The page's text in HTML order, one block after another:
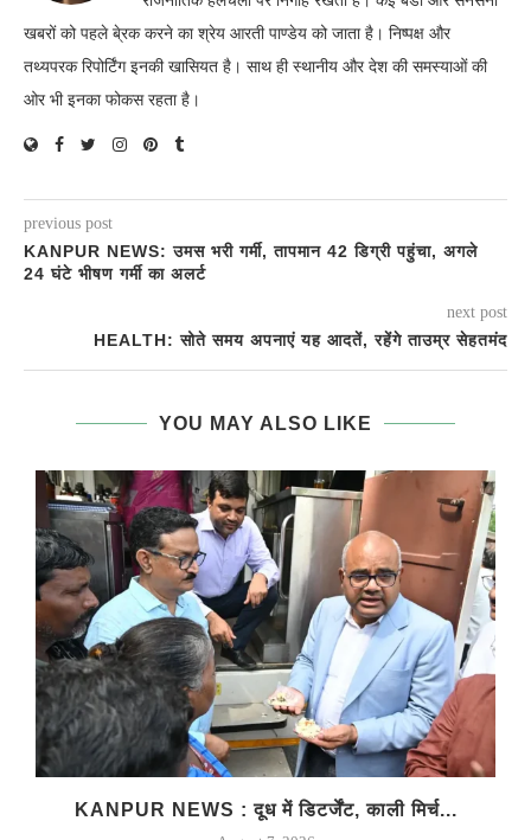
खबरों को पहले बे्रक करने का श्रेय आरती पाण्डेय को जाता है। निष्पक्ष और
तथ्यपरक रिपोर्टिंग इनकी खासियत है। साथ ही स्थानीय और देश की समस्याओं की
ओर भी इनका फोकस रहता है।
previous post
KANPUR NEWS: उमस भरी गर्मी, तापमान 42 डिग्री पहुंचा, अगले
24 घंटे भीषण गर्मी का अलर्ट
next post
HEALTH: सोते समय अपनाएं यह आदतें, रहेंगे ताउम्र सेहतमंद
YOU MAY ALSO LIKE
KANPUR NEWS : दूध में डिटर्जेंट, काली मिर्च...